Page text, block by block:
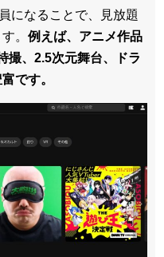
になることで、見放題
。 例えば、アニメ作品
撮、2.5次元舞台、ドラ
です。